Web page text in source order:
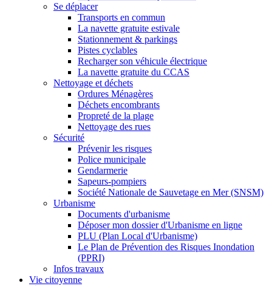
Se déplacer
Transports en commun
La navette gratuite estivale
Stationnement & parkings
Pistes cyclables
Recharger son véhicule électrique
La navette gratuite du CCAS
Nettoyage et déchets
Ordures Ménagères
Déchets encombrants
Propreté de la plage
Nettoyage des rues
Sécurité
Prévenir les risques
Police municipale
Gendarmerie
Sapeurs-pompiers
Société Nationale de Sauvetage en Mer (SNSM)
Urbanisme
Documents d'urbanisme
Déposer mon dossier d'Urbanisme en ligne
PLU (Plan Local d'Urbanisme)
Le Plan de Prévention des Risques Inondation
(PPRI)
Infos travaux
Vie citoyenne